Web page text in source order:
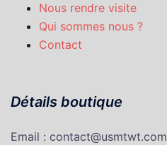
Nous rendre visite
Qui sommes nous ?
Contact
Détails boutique
Email : contact@usmtwt.com